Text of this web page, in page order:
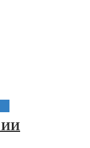
ИИ